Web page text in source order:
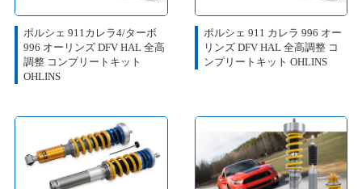
ポルシェ 911カレラ4/ターボ
996 オーリンズ DFV HAL 全高
調整 コンプリートキット
OHLINS
ポルシェ 911 カレラ 996 オー
リンズ DFV HAL 全高調整 コ
ンプリートキット OHLINS